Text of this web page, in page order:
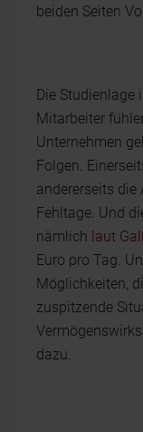
beiden Seiten
Die Studienlage
Mitarbeiter
Unternehmen
Folgen.
andererseits die
Fehltage. Und
nämlich laut
Euro pro Tag.
Möglichkeiten,
zuspitzende
dazu.